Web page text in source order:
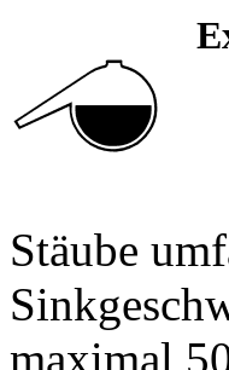
Stäube
maximal